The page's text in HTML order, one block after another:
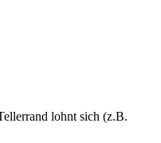
lohnt sich (z.B.